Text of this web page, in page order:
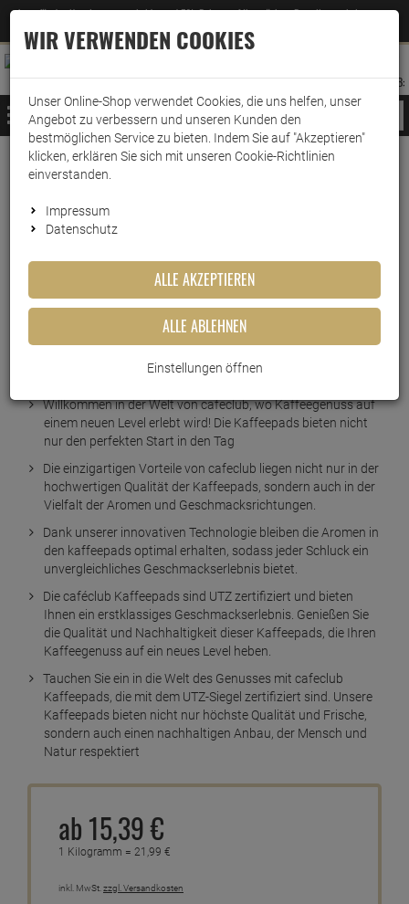
Jetzt für den Newsletter entscheiden und 5% Rabatt auf Ihre nächste Bestellung erhalten
–Zum Newsletter
ANMELDEN
AUFKLAPPEN
MERKZETTEL
WARENKORB:
MENÜ
Weiter einkaufen www.wark24.de Lebensmittel
Kaffee
Cafeclub Kaffeepads
Cafeclub Kaffeepads Espresso
Supercreme 100 Pads
Willkommen in der Welt von cafeclub, wo Kaffeegenuss auf
einem neuen Level erlebt wird! Die Kaffeepads bieten nicht
nur den perfekten Start in den Tag
Die einzigartigen Vorteile von cafeclub liegen nicht nur in der
hochwertigen Qualität der Kaffeepads, sondern auch in der
Vielfalt der Aromen und Geschmacksrichtungen.
Dank unserer innovativen Technologie bleiben die Aromen in
den kaffeepads optimal erhalten, sodass jeder Schluck ein
unvergleichliches Geschmackserlebnis bietet.
Die caféclub Kaffeepads sind UTZ zertifiziert und bieten
Ihnen ein erstklassiges Geschmackserlebnis. Genießen Sie
die Qualität und Nachhaltigkeit dieser Kaffeepads, die Ihren
Kaffeegenuss auf ein neues Level heben.
Tauchen Sie ein in die Welt des Genusses mit cafeclub
Kaffeepads, die mit dem UTZ-Siegel zertifiziert sind. Unsere
Kaffeepads bieten nicht nur höchste Qualität und Frische,
sondern auch einen nachhaltigen Anbau, der Mensch und
Natur respektiert
ab 15,39€
1 Kilogramm = 21,99 €
inkl. MwSt. zzgl. Versandkosten
WIR VERWENDEN COOKIES
Unser Online-Shop verwendet Cookies, die uns helfen, unser
Angebot zu verbessern und unseren Kunden den
bestmöglichen Service zu bieten. Indem Sie auf "Akzeptieren"
klicken, erklären Sie sich mit unseren Cookie-Richtlinien
einverstanden.
Impressum
Datenschutz
ALLE AKZEPTIEREN
ALLE ABLEHNEN
Einstellungen öffnen